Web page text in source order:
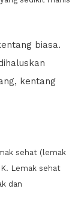
biasa.
kentang
sehat (lemak
Lemak sehat
dan